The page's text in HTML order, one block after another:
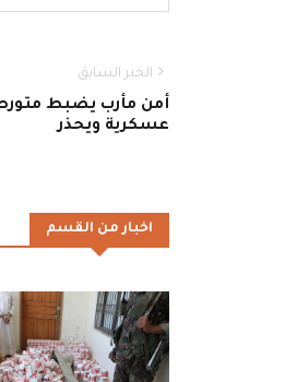
الخبر السابق
أمن مأرب يضبط
عسكرية ويحذر
اخبار من القسم